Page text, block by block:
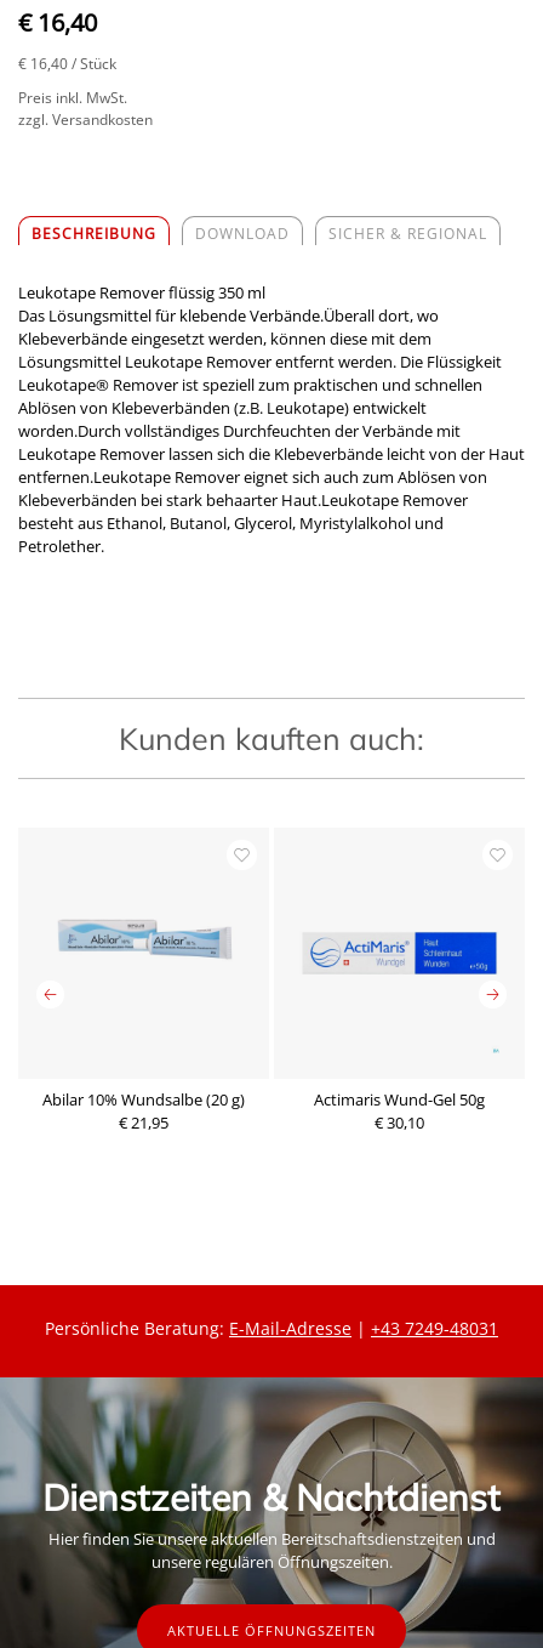
€ 16,40
€ 16,40/ Stück
Preis inkl. MwSt.
zzgl. Versandkosten
BESCHREIBUNG DOWNLOAD SICHER & REGIONAL
Leukotape Remover flüssig 350 ml
Das Lösungsmittel für klebende Verbände.Überall dort, wo
Klebeverbände eingesetzt werden, können diese mit dem
Lösungsmittel Leukotape Remover entfernt werden. Die Flüssigkeit
Leukotape® Remover ist speziell zum praktischen und schnellen
Ablösen von Klebeverbänden (z.B. Leukotape) entwickelt
worden.Durch vollständiges Durchfeuchten der Verbände mit
Leukotape Remover lassen sich die Klebeverbände leicht von der Haut
entfernen.Leukotape Remover eignet sich auch zum Ablösen von
Klebeverbänden bei stark behaarter Haut.Leukotape Remover
besteht aus Ethanol, Butanol, Glycerol, Myristylalkohol und
Petrolether.
Kunden kauften auch:
Abilar 10% Wundsalbe (20 g)
€ 21,95
Actimaris Wund-Gel 50g
€ 30,10
Persönliche Beratung: E-Mail-Adresse | +43 7249-48031
Dienstzeiten & Nachtdienst
Hier finden Sie unsere aktuellen Bereitschaftsdienstzeiten und
unsere regulären Öffnungszeiten.
AKTUELLE ÖFFNUNGSZEITEN